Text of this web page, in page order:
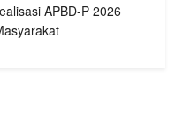
APBD-P 2026